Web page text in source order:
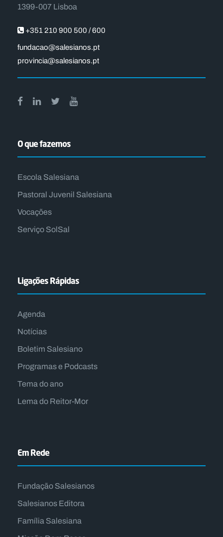
1399-007 Lisboa
+351 210 900 500 / 600
fundacao@salesianos.pt
provincia@salesianos.pt
O que fazemos
Escola Salesiana
Pastoral Juvenil Salesiana
Vocações
Serviço SolSal
Ligações Rápidas
Agenda
Notícias
Boletim Salesiano
Programas e Podcasts
Tema do ano
Lema do Reitor-Mor
Em Rede
Fundação Salesianos
Salesianos Editora
Família Salesiana